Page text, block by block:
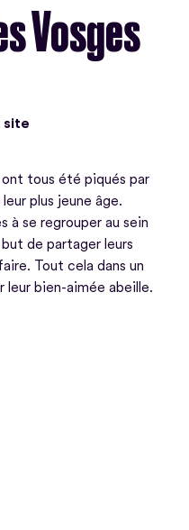
Vosges
site
tous été piqués par
plus jeune âge.
à se regrouper au sein
de partager leurs
Tout cela dans un
leur bien-aimée abeille.